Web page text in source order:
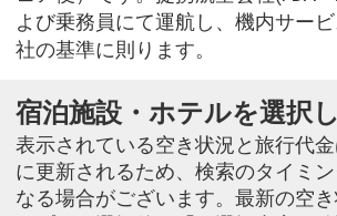
よび乗務員にて運航し、機内サー
社の基準に則ります。
宿泊施設・ホテルを選択
表示されている空き状況と旅行代
に更新されるため、検索のタイミ
なる場合がございます。最新の空